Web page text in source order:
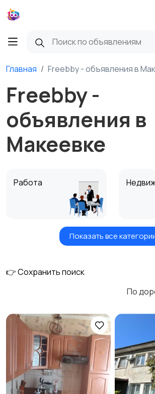
Главная Freebby - объявления в
Freebby -
объявления в
Макеевке
Работа
29 Услуги
Для
Электроника1
Показать все
👉 Сохранить поиск
По